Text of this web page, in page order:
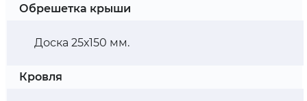
Обрешетка крыши
Доска 25х150 мм.
Кровля